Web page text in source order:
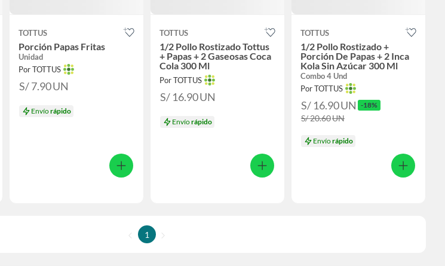
TOTTUS
Porción Papas Fritas
Unidad
Por TOTTUS
S/ 7.90UN
Envíorápido
TOTTUS
1/2 Pollo Rostizado Tottus
+ Papas + 2 Gaseosas Coca
Cola 300 Ml
Por TOTTUS
S/ 16.90UN
Envíorápido
TOTTUS
1/2 Pollo Rostizado +
Porción De Papas + 2 Inca
Kola Sin Azúcar 300 Ml
Combo 4 Und
Por TOTTUS
S/ 16.90UN -18%
S/ 20.60UN
Envíorápido
1